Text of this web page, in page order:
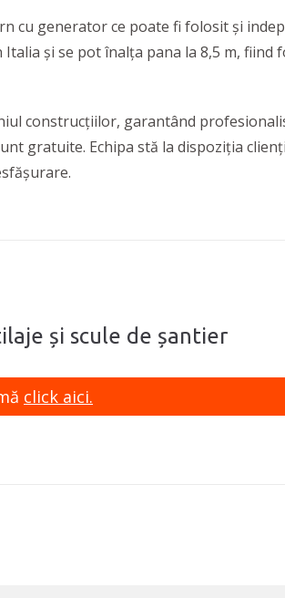
cu generator ce poate fi folosit și
și se pot înalța pana la 8,5 m, fiind
construcțiilor, garantând
gratuite. Echipa stă la dispoziția
și scule de șantier
click aici.